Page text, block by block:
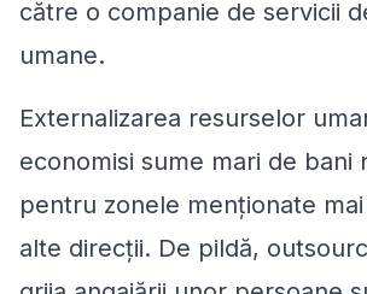
către o companie de servicii
umane.
Externalizarea resurselor
economisi sume mari de bani
pentru zonele menționate
alte direcții. De pildă,